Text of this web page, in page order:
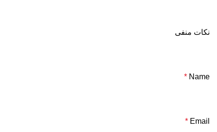
نکات منفی
Name
*
Email
*